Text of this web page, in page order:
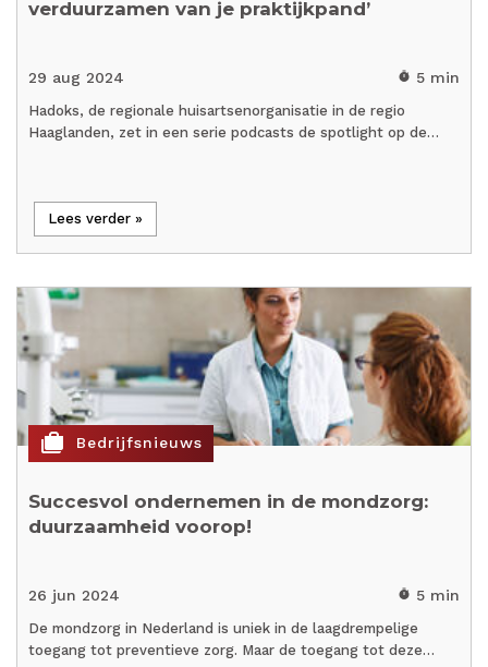
verduurzamen van je praktijkpand’
29 aug 2024 timer 5 min
Hadoks, de regionale huisartsenorganisatie in de regio
Haaglanden, zet in een serie podcasts de spotlight op de…
Lees verder »
cases Bedrijfsnieuws
Succesvol ondernemen in de mondzorg:
duurzaamheid voorop!
26 jun 2024 timer 5 min
De mondzorg in Nederland is uniek in de laagdrempelige
toegang tot preventieve zorg. Maar de toegang tot deze…